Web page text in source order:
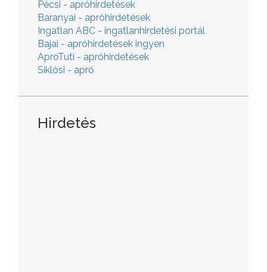
Pécsi - apróhirdetések
Baranyai - apróhirdetések
Ingatlan ABC - ingatlanhirdetési portál
Bajai - apróhirdetések ingyen
AproTuti - apróhirdetések
Siklósi - apró
Hirdetés